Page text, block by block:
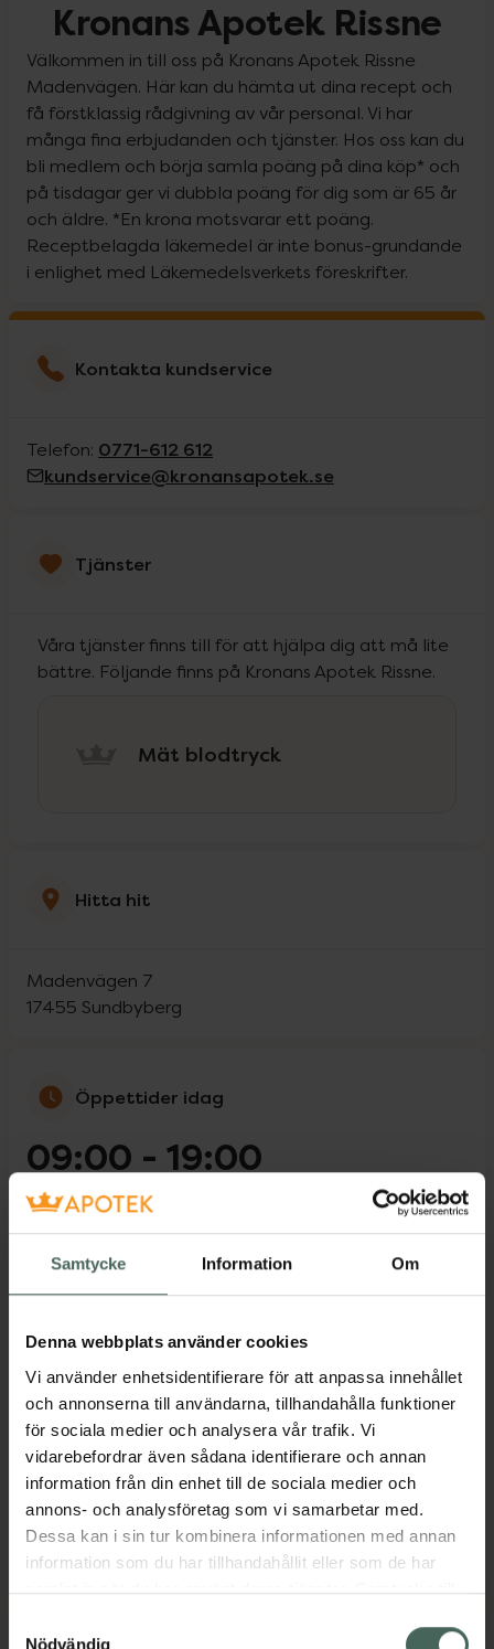
Samtycke Information Om
Denna webbplats använder cookies
Vi använder enhetsidentifierare för att anpassa innehållet
och annonserna till användarna, tillhandahålla funktioner
för sociala medier och analysera vår trafik. Vi
vidarebefordrar även sådana identifierare och annan
information från din enhet till de sociala medier och
annons- och analysföretag som vi samarbetar med.
Dessa kan i sin tur kombinera informationen med annan
information som du har tillhandahållit eller som de har
samlat in när du har använt deras tjänster. Samtycke till
återkalla ditt samtycke via webbplatsens
Nödvändig
Kronans Apotek Rissne
Välkommen in till oss på Kronans Apotek Rissne
Madenvägen. Här kan du hämta ut dina recept och
få förstklassig rådgivning av vår personal. Vi har
många fina erbjudanden och tjänster. Hos oss kan du
bli medlem och börja samla poäng på dina köp* och
på tisdagar ger vi dubbla poäng för dig som är 65 år
och äldre. *En krona motsvarar ett poäng.
Receptbelagda läkemedel är inte bonus-grundande
i enlighet med Läkemedelsverkets föreskrifter.
Kontakta kundservice
Telefon: 0771-612 612
kundservice@kronansapotek.se
Tjänster
Våra tjänster finns till för att hjälpa dig att må lite
bättre. Följande finns på Kronans Apotek Rissne.
Mät blodtryck
Hitta hit
Madenvägen 7
17455 Sundbyberg
Öppettider idag
09:00 - 19:00
Måndag 09:00-19:00
Onsdag 09:00-19:00
Torsdag 09:00 - 19:00
Fredag 09:00 19:00
Lördag 10:00- 17:00
Söndag 10:00-17:00